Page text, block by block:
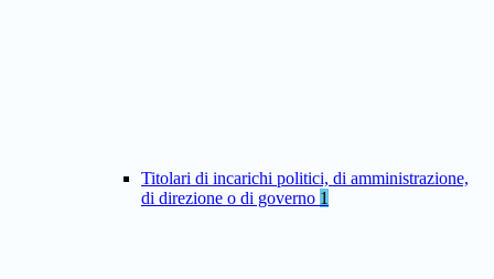
Titolari di incarichi politici, di amministrazione,
di direzione o di governo 1